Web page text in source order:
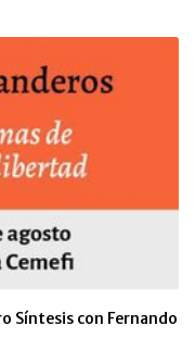
Síntesis con Fernando